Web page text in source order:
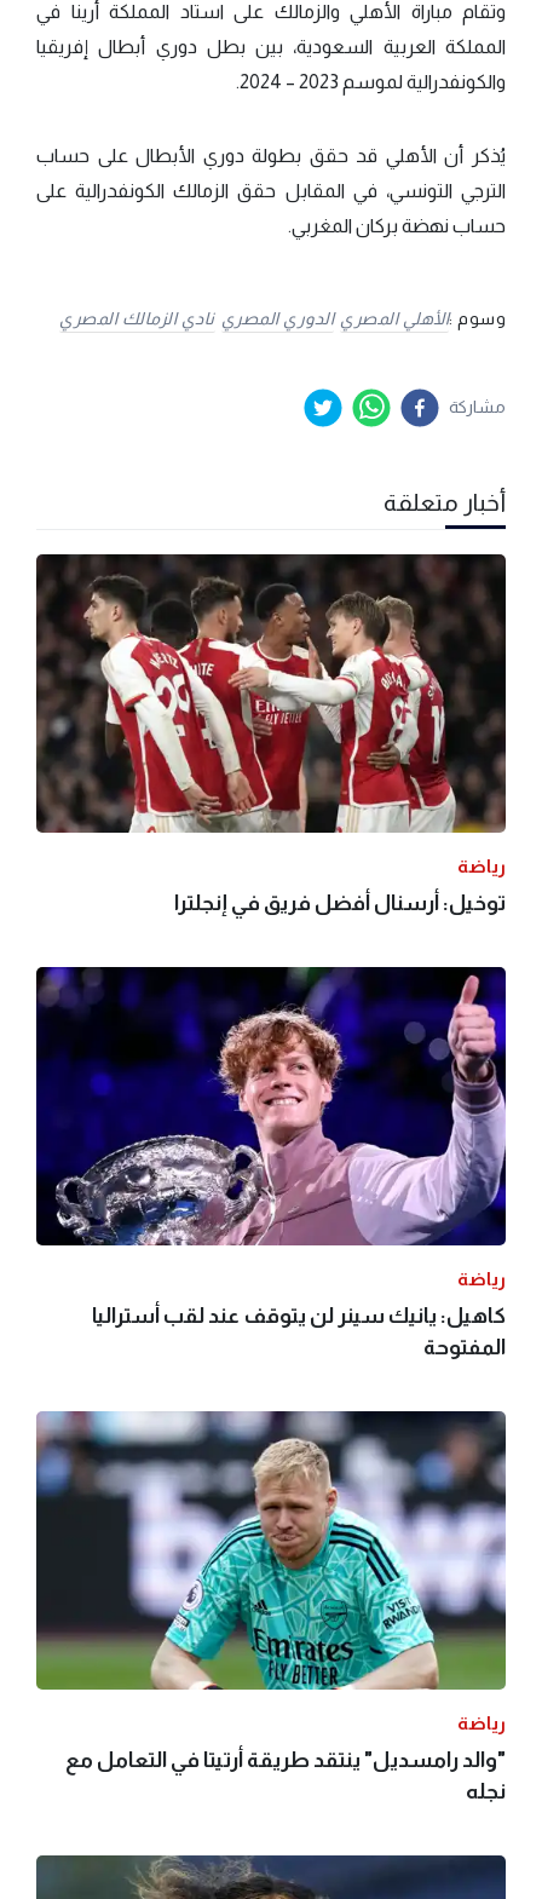
وتقام مباراة الأهلي والزمالك على استاد المملكة أرينا في
المملكة العربية السعودية، بين بطل دوري أبطال إفريقيا
والكونفدرالية لموسم 2023 – 2024.
يُذكر أن الأهلي قد حقق بطولة دوري الأبطال على حساب
الترجي التونسي، في المقابل حقق الزمالك الكونفدرالية على
حساب نهضة بركان المغربي.
وسوم :الأهلي المصري الدوري المصري نادي الزمالك المصري
مشاركة
أخبار متعلقة
رياضة
توخيل: أرسنال أفضل فريق في إنجلترا
رياضة
كاهيل: يانيك سينر لن يتوقف عند لقب أستراليا
المفتوحة
رياضة
"والد رامسديل" ينتقد طريقة أرتيتا في التعامل مع
نجله